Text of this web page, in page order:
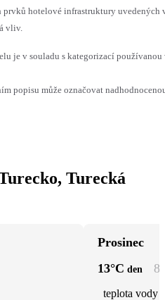
hotelové infrastruktury uvedených
vliv.
je v souladu s kategorizací
popisu může označovat
Turecká
Prosinec
13°C den 8
teplota vody